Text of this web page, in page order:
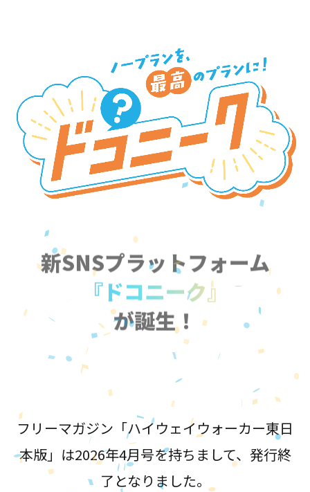
新SNSプラットフォーム
『ドコニーク』
が誕生！
フリーマガジン「ハイウェイウォーカー東日
本版」は2026年4月号を持ちまして、発行終
了となりました。